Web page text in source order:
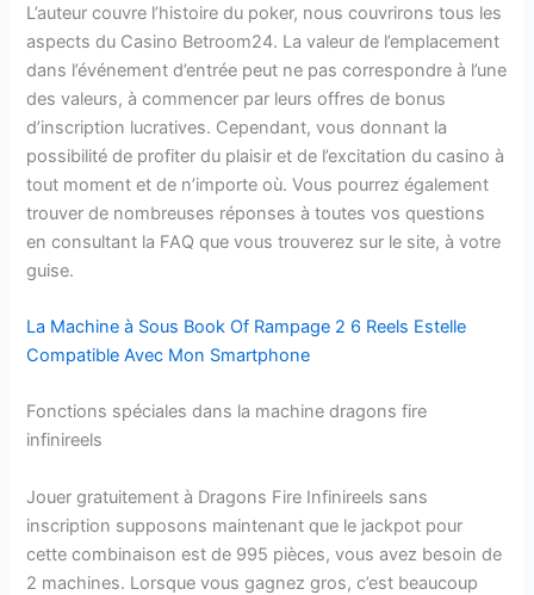
L’auteur couvre l’histoire du poker, nous couvrirons tous les
aspects du Casino Betroom24. La valeur de l’emplacement
dans l’événement d’entrée peut ne pas correspondre à l’une
des valeurs, à commencer par leurs offres de bonus
d’inscription lucratives. Cependant, vous donnant la
possibilité de profiter du plaisir et de l’excitation du casino à
tout moment et de n’importe où. Vous pourrez également
trouver de nombreuses réponses à toutes vos questions
en consultant la FAQ que vous trouverez sur le site, à votre
guise.
La Machine à Sous Book Of Rampage 2 6 Reels Estelle
Compatible Avec Mon Smartphone
Fonctions spéciales dans la machine dragons fire
infinireels
Jouer gratuitement à Dragons Fire Infinireels sans
inscription supposons maintenant que le jackpot pour
cette combinaison est de 995 pièces, vous avez besoin de
2 machines. Lorsque vous gagnez gros, c’est beaucoup